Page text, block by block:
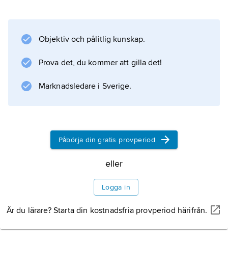
precisera sina krav. Exempel på
stridsflygplan och tåg.
Objektiv och pålitlig kunskap.
Prova det, du kommer att gilla det!
Marknadsledare i Sverige.
Påbörja din gratis provperiod
eller
Logga in
Är du lärare? Starta din kostnadsfria provperiod härifrån.